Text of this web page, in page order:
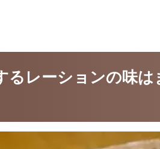
るレーションの味